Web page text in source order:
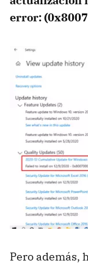
error:
Pero además,